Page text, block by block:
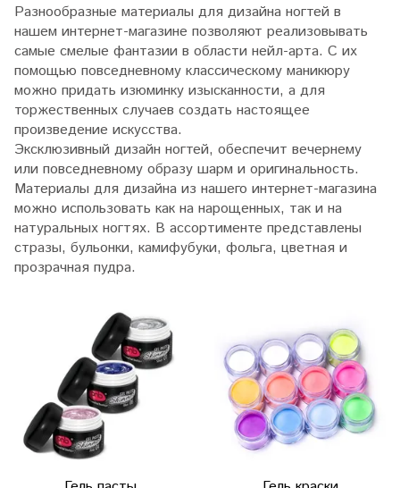
Разнообразные материалы для дизайна ногтей в
нашем интернет-магазине позволяют реализовывать
самые смелые фантазии в области нейл-арта. С их
помощью повседневному классическому маникюру
можно придать изюминку изысканности, а для
торжественных случаев создать настоящее
произведение искусства.
Эксклюзивный дизайн ногтей, обеспечит вечернему
или повседневному образу шарм и оригинальность.
Материалы для дизайна из нашего интернет-магазина
можно использовать как на нарощенных, так и на
натуральных ногтях. В ассортименте представлены
стразы, бульонки, камифубуки, фольга, цветная и
прозрачная пудра.